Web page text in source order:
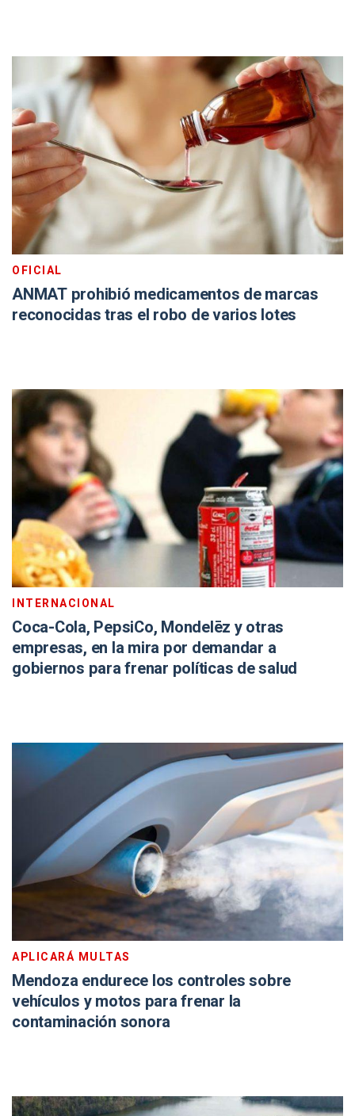
OFICIAL
ANMAT prohibió medicamentos de marcas
reconocidas tras el robo de varios lotes
INTERNACIONAL
Coca-Cola, PepsiCo, Mondelēz y otras
empresas, en la mira por demandar a
gobiernos para frenar políticas de salud
APLICARÁ MULTAS
Mendoza endurece los controles sobre
vehículos y motos para frenar la
contaminación sonora